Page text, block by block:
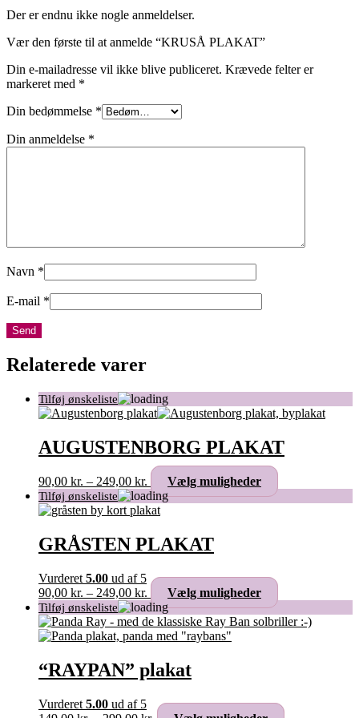
Der er endnu ikke nogle anmeldelser.
Vær den første til at anmelde “KRUSÅ PLAKAT”
Din e-mailadresse vil ikke blive publiceret. Krævede felter er
markeret med *
Din bedømmelse *
Din anmeldelse *
Navn *
E-mail *
Relaterede varer
AUGUSTENBORG PLAKAT
90,00 kr. – 249,00 kr. Prisinterval:
90,00 kr.
til
Vælg muligheder
vælges
GRÅSTEN PLAKAT
Vurderet 5.00 ud af 5
90,00 kr. – 249,00 kr. Prisinterval:
90,00 kr.
til
249,00 kr.
Vælg muligheder
har
på
“RAYPAN” plakat
Vurderet 5.00 ud af 5